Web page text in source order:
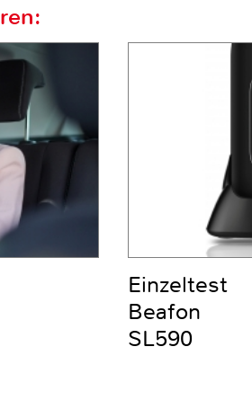
Einzeltest
Beafon
SL590